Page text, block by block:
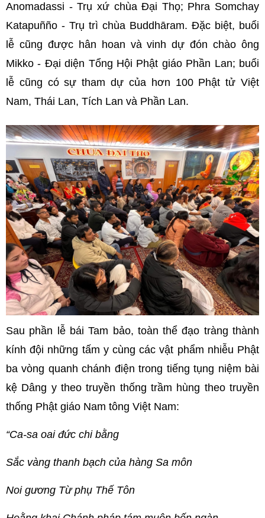
Anomadassi - Trụ xứ chùa Đại Thọ; Phra Somchay
Katapuñño - Trụ trì chùa Buddhāram. Đặc biệt, buổi
lễ cũng được hân hoan và vinh dự đón chào ông
Mikko - Đại diện Tổng Hội Phật giáo Phần Lan; buổi
lễ cũng có sự tham dự của hơn 100 Phật tử Việt
Nam, Thái Lan, Tích Lan và Phần Lan.
Sau phần lễ bái Tam bảo, toàn thể đạo tràng thành
kính đội những tấm y cùng các vật phẩm nhiễu Phật
ba vòng quanh chánh điện trong tiếng tụng niệm bài
kệ Dâng y theo truyền thống trầm hùng theo truyền
thống Phật giáo Nam tông Việt Nam:
“Ca-sa oai đức chi bằng
Sắc vàng thanh bạch của hàng Sa môn
Noi gương Từ phụ Thế Tôn